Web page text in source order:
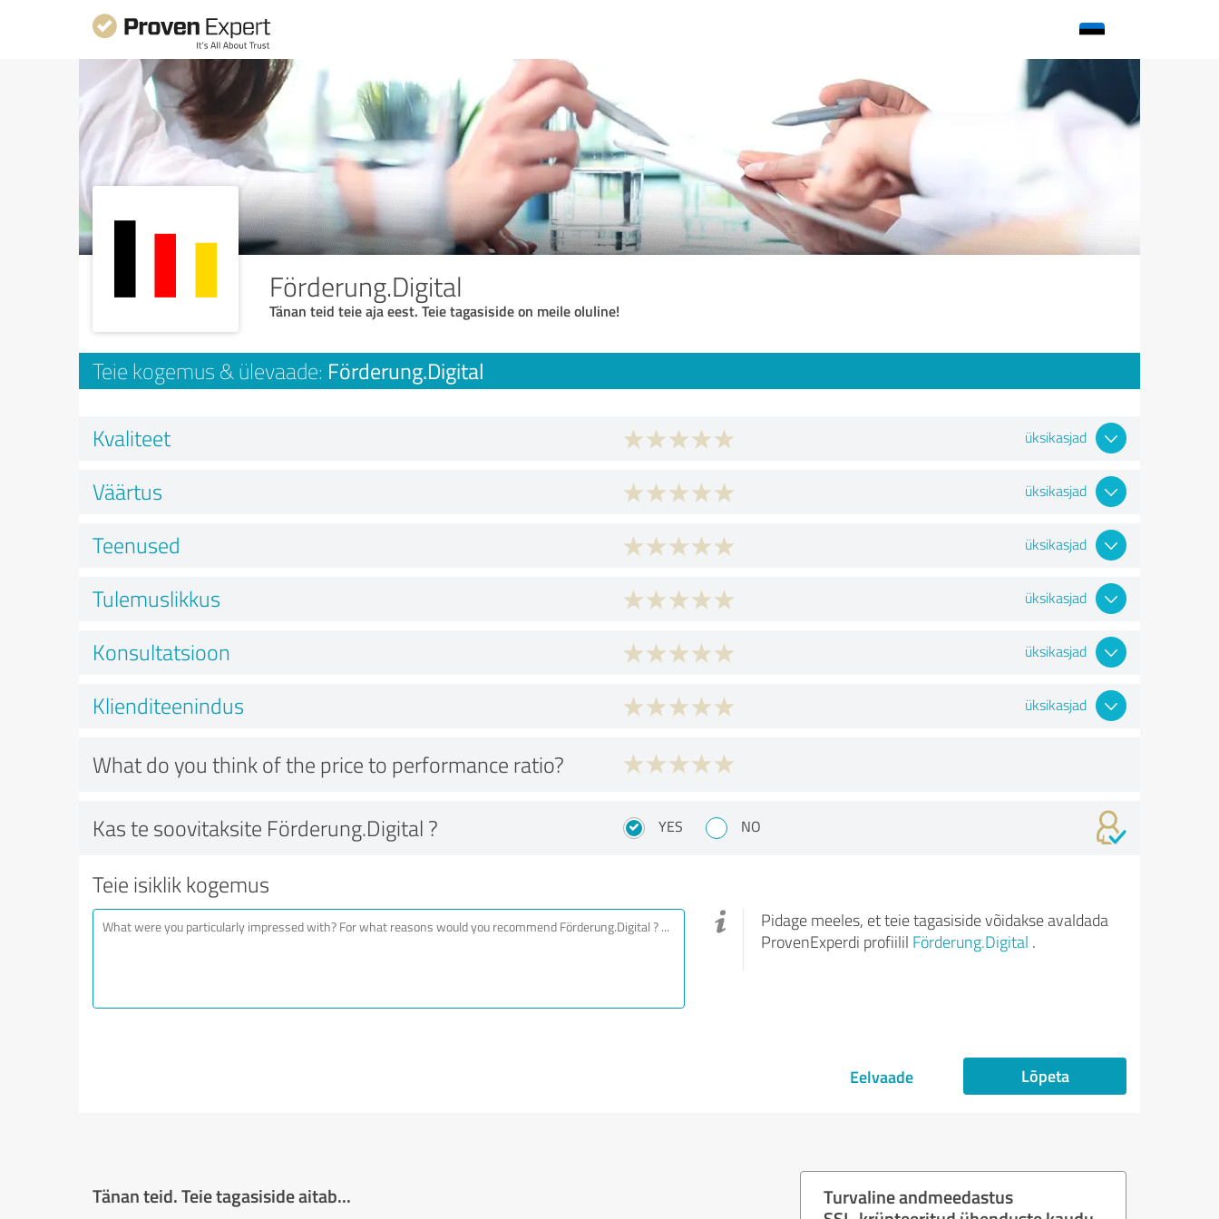
Förderung.Digital
Tänan teid teie aja eest. Teie tagasiside on meile oluline!
Teie kogemus & ülevaade: Förderung.Digital
Kvaliteet üksikasjad
Väärtus üksikasjad
Teenused üksikasjad
Tulemuslikkus üksikasjad
Konsultatsioon üksikasjad
Klienditeenindus üksikasjad
What do you think of the price to performance ratio?
Kas te soovitaksite Förderung.Digital ? YES NO
Teie isiklik kogemus
Pidage meeles, et teie tagasiside võidakse avaldada
ProvenExperdi profiilil Förderung.Digital .
Eelvaade Lõpeta
Tänan teid. Teie tagasiside aitab...
Turvaline andmeedastus